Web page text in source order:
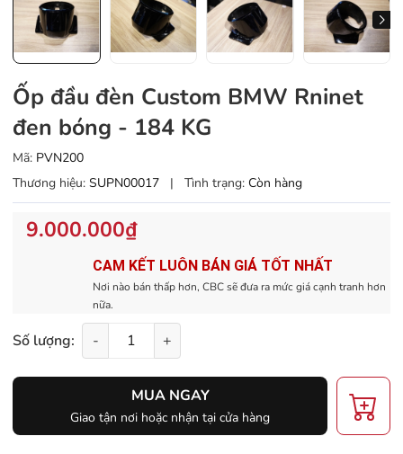
Ốp đầu đèn Custom BMW Rninet
đen bóng - 184 KG
Mã: PVN200
Thương hiệu: SUPN00017 | Tình trạng: Còn hàng
9.000.000₫
CAM KẾT LUÔN BÁN GIÁ TỐT NHẤT
Nơi nào bán thấp hơn, CBC sẽ đưa ra mức giá cạnh tranh hơn
nữa.
Số lượng: - +
MUA NGAY
Giao tận nơi hoặc nhận tại cửa hàng